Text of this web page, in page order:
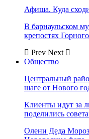
Афиша. Куда
В барнаульском
крепостях
Prev Next
Общество
Центральный
шаге от Нового
Клиенты идут за
поделились
Олени Деда